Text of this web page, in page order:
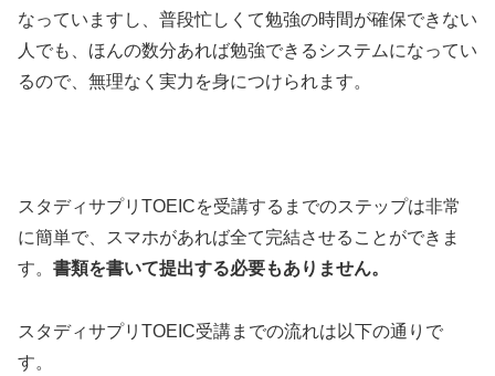
なっていますし、普段忙しくて勉強の時間が確保できない
人でも、ほんの数分あれば勉強できるシステムになってい
るので、無理なく実力を身につけられます。
スタディサプリTOEICを受講するまでのステップは非常
に簡単で、スマホがあれば全て完結させることができま
す。 書類を書いて提出する必要もありません。
スタディサプリTOEIC受講までの流れは以下の通りで
す。